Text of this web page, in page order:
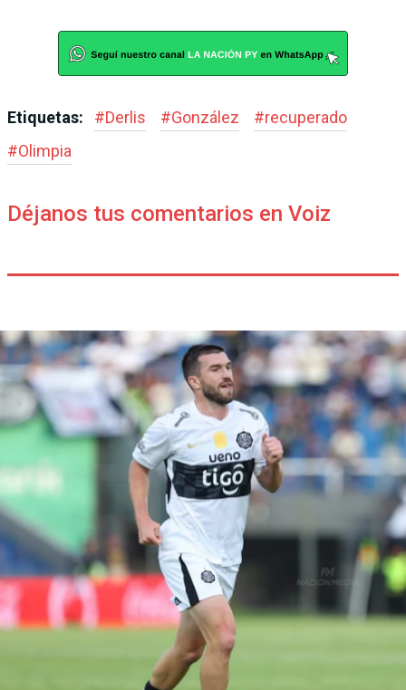
Etiquetas: #Derlis #González #recuperado
#Olimpia
Déjanos tus comentarios en Voiz